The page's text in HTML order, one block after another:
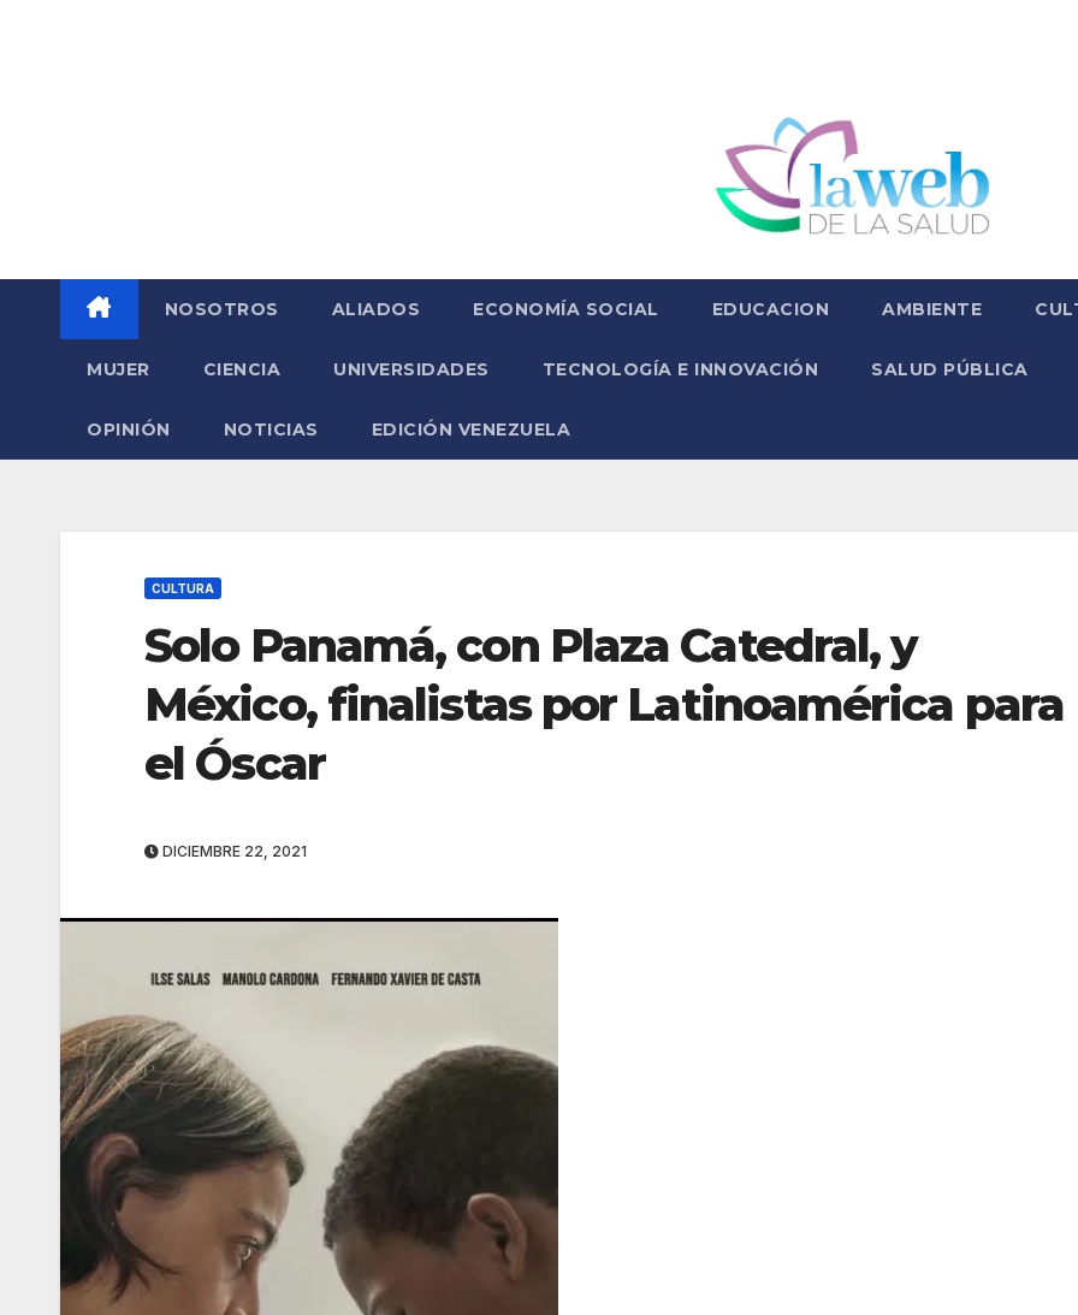
NOSOTROS ALIADOS ECONOMÍA SOCIAL EDUCACION AMBIENTE
MUJER CIENCIA UNIVERSIDADES TECNOLOGÍA E INNOVACIÓN SALUD PÚBLICA
OPINIÓN NOTICIAS EDICIÓN VENEZUELA
CULTURA
Solo Panamá, con Plaza Catedral, y
México, finalistas por Latinoamérica para
el Óscar
DICIEMBRE 22, 2021